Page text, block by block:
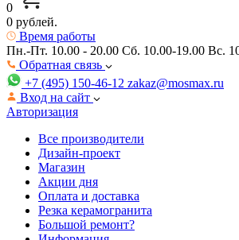
0
0 рублей.
Время работы
Пн.-Пт. 10.00 - 20.00 Сб. 10.00-19.00 Вс.
Обратная связь
+7 (495) 150-46-12 zakaz@mosmax.ru
Вход на сайт
Авторизация
Все производители
Дизайн-проект
Магазин
Акции дня
Оплата и доставка
Резка керамогранита
Большой ремонт?